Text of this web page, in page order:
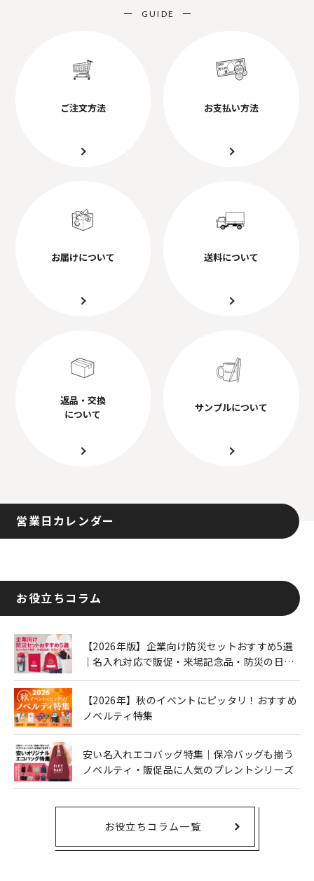
GUIDE
ご注文方法 お支払い方法
お届けについて 送料について
返品・交換
について
サンプルについて
営業日カレンダー
お役立ちコラム
【2026年版】企業向け防災セットおすすめ5選
｜名入れ対応で販促・来場記念品・防災の日に
【2026年】秋のイベントにピッタリ！おすすめ
ノベルティ特集
安い名入れエコバッグ特集｜保冷バッグも揃う
ノベルティ・販促品に人気のプレントシリーズ
お役立ちコラム一覧